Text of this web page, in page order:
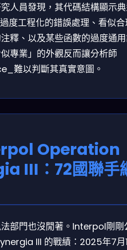
人員發現，其代碼結構顯示
度工程化的錯誤處理、看似
釋、以及某些函數的過度通
專業」的外觀反而讓分析師
難以判斷其真實意圖。
Operation
III：72國聯手
部門也沒閒著。Interpol剛剛
III 的戰績：2025年7月